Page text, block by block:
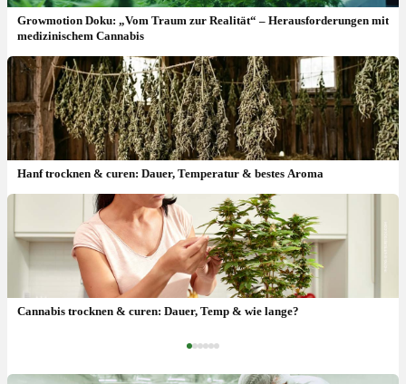
Growmotion Doku: „Vom Traum zur Realität“ – Herausforderungen mit
medizinischem Cannabis
Hanf trocknen & curen: Dauer, Temperatur & bestes Aroma
Cannabis trocknen & curen: Dauer, Temp & wie lange?
Hanf toppen: Wann, Wie & wieviel mehr Ertrag bringt es?